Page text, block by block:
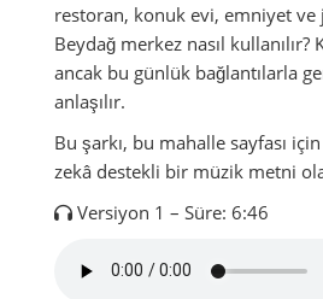
restoran, konuk evi, emniyet ve
Beydağ merkez nasıl
ancak bu günlük bağlantılarla
anlaşılır.
Bu şarkı, bu mahalle sayfası
zekâ destekli bir müzik metni
Versiyon 1 – Süre: 6:46